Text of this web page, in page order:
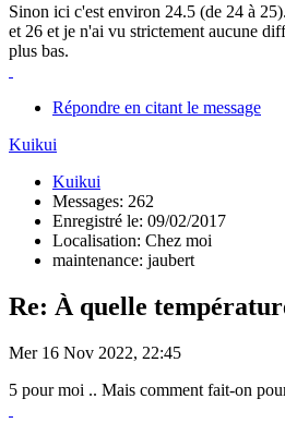
Sinon ici c'est environ 24.5 (de 24 à
et 26 et je n'ai vu strictement aucune
plus bas.
Répondre en citant le message
Kuikui
Kuikui
Messages: 262
Enregistré le: 09/02/2017
Localisation: Chez moi
maintenance: jaubert
Re: À quelle
Mer 16 Nov 2022, 22:45
5 pour moi .. Mais comment fait-on